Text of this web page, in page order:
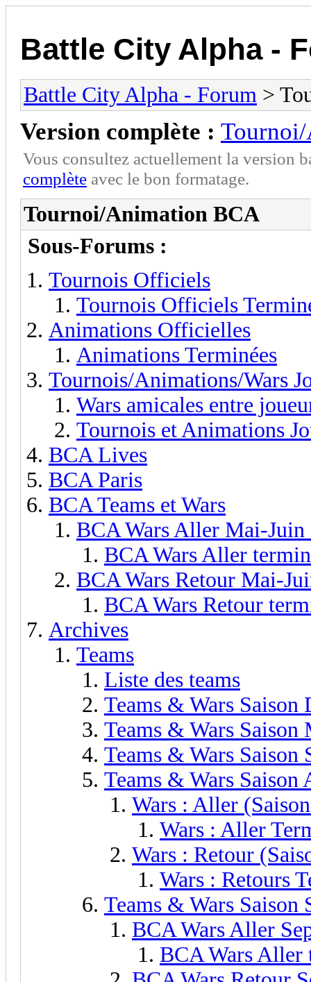
Battle City Alpha -
Battle City Alpha - Forum >
Version complète :
Vous consultez actuellement la version
complète avec le bon formatage.
Tournoi/Animation BCA
Sous-Forums :
Tournois Officiels
Tournois Officiels
Animations Officielles
Animations Terminées
Tournois/Animations/Wars
Wars amicales entre
Tournois et Animations
BCA Lives
BCA Paris
BCA Teams et Wars
BCA Wars Aller Mai-Juin
BCA Wars Aller
BCA Wars Retour Mai-
BCA Wars Retour
Archives
Teams
Liste des teams
Teams & Wars Saison
Teams & Wars Saison
Teams & Wars Saison
Teams & Wars Saison
Wars : Aller
Wars : Aller
Wars : Retour
Wars : Retours
Teams & Wars Saison
BCA Wars Aller
BCA Wars Aller